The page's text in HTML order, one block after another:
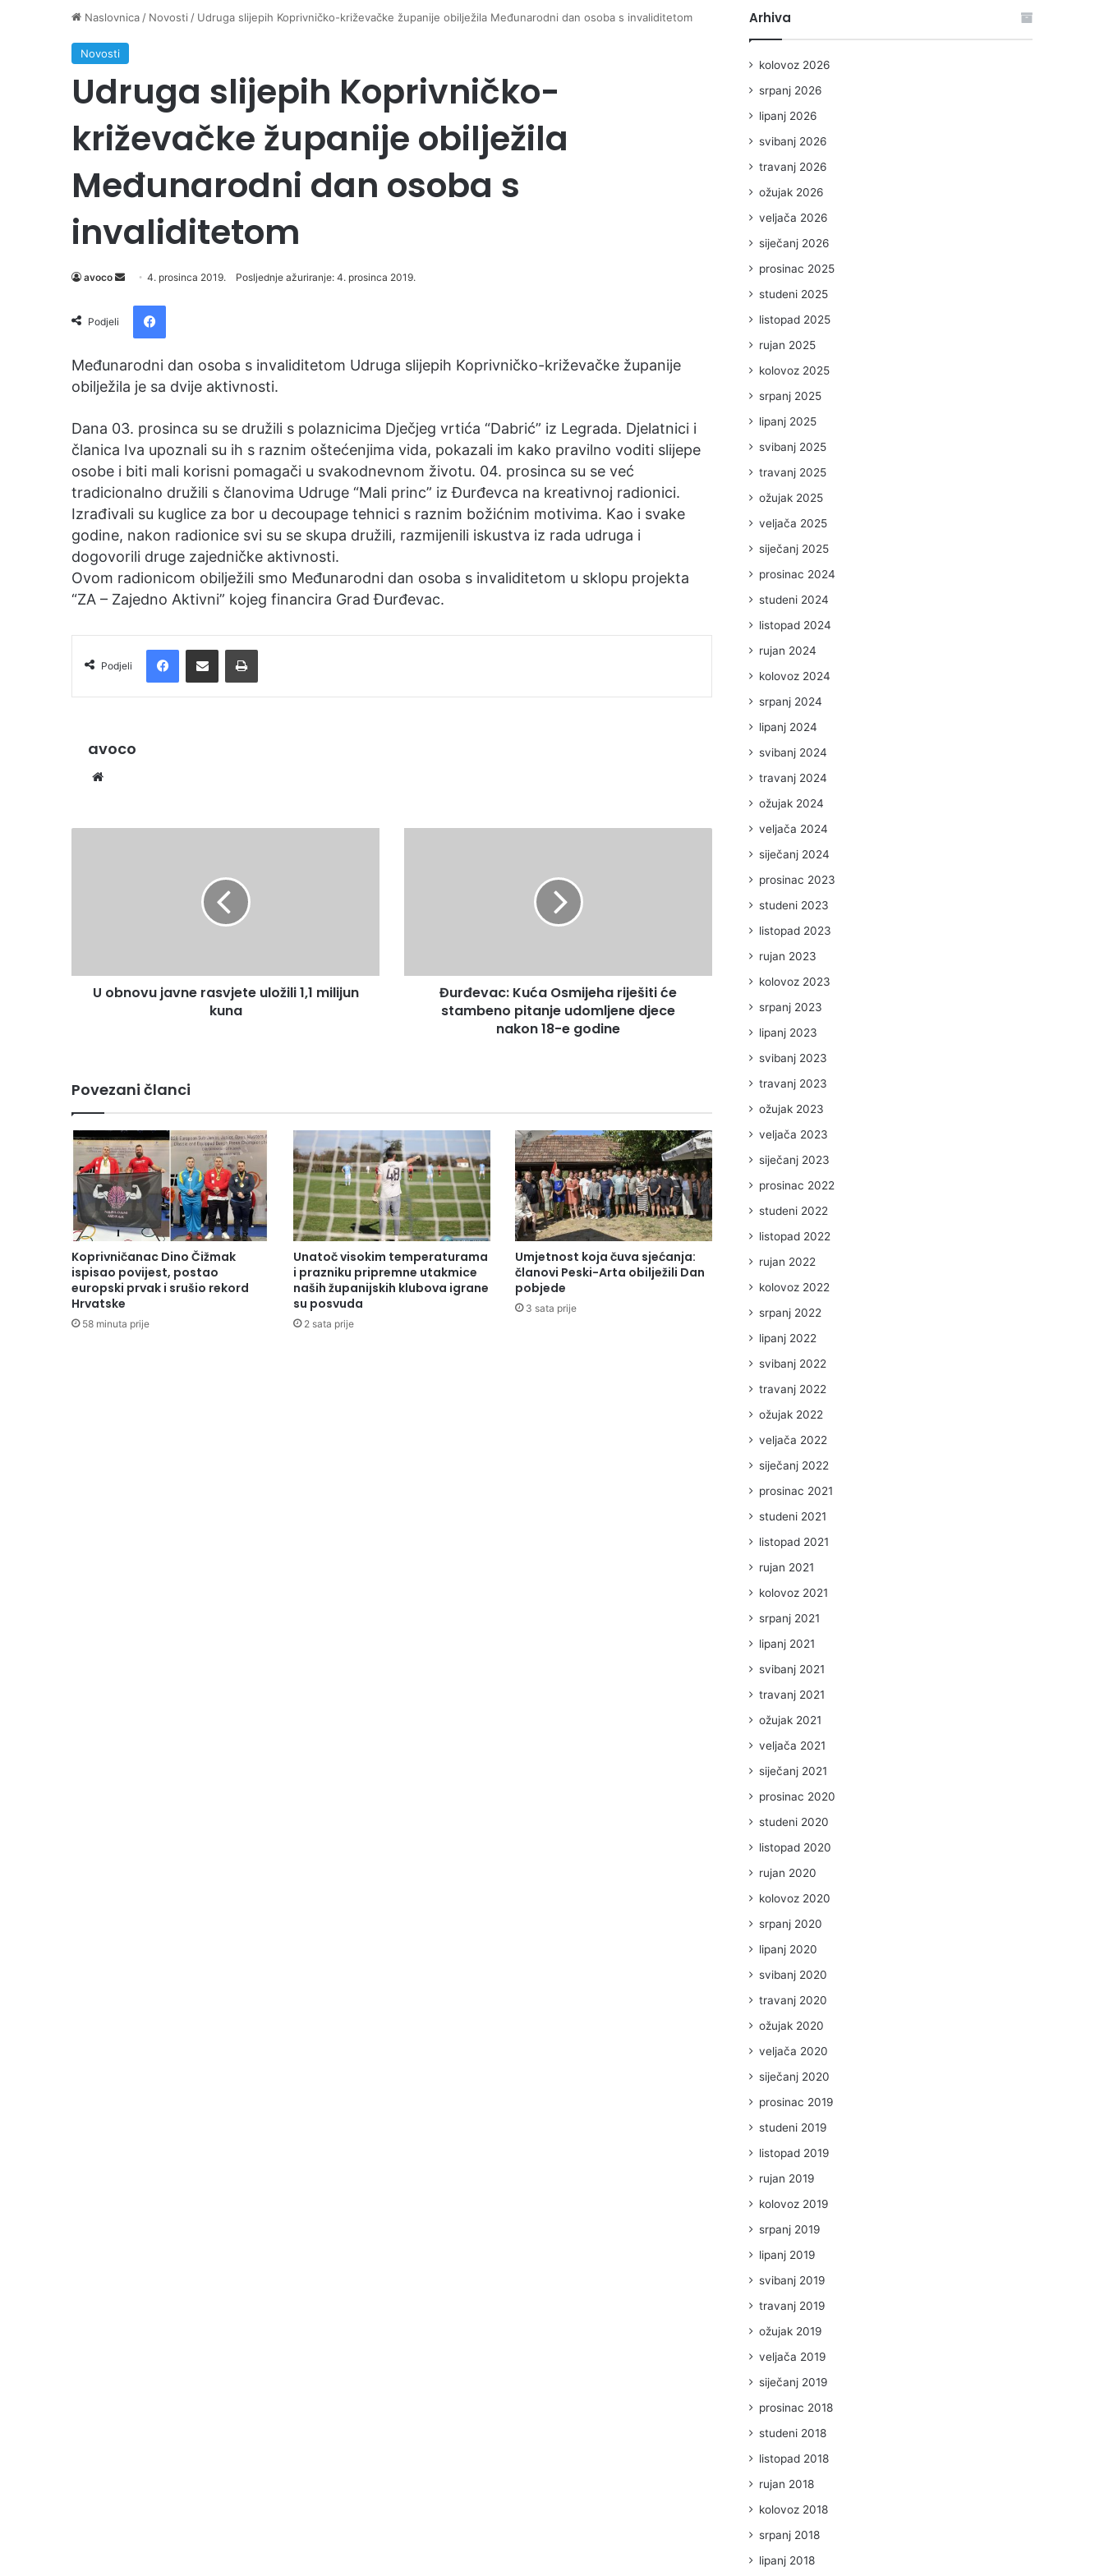
Naslovnica / Novosti / Udruga slijepih Koprivničko-križevačke županije obilježila Međunarodni dan osoba s invaliditetom
Novosti
Udruga slijepih Koprivničko-
križevačke županije obilježila
Međunarodni dan osoba s
invaliditetom
avoco
Send
email
4. prosinca 2019. Posljednje ažuriranje: 4. prosinca 2019.
Podjeli
Facebook
Međunarodni dan osoba s invaliditetom Udruga slijepih Koprivničko-križevačke županije
obilježila je sa dvije aktivnosti.
Dana 03. prosinca su se družili s polaznicima Dječjeg vrtića “Dabrić” iz Legrada. Djelatnici i
članica Iva upoznali su ih s raznim oštećenjima vida, pokazali im kako pravilno voditi slijepe
osobe i biti mali korisni pomagači u svakodnevnom životu. 04. prosinca su se već
tradicionalno družili s članovima Udruge “Mali princ” iz Đurđevca na kreativnoj radionici.
Izrađivali su kuglice za bor u decoupage tehnici s raznim božićnim motivima. Kao i svake
godine, nakon radionice svi su se skupa družili, razmijenili iskustva iz rada udruga i
dogovorili druge zajedničke aktivnosti.
Ovom radionicom obilježili smo Međunarodni dan osoba s invaliditetom u sklopu projekta
“ZA – Zajedno Aktivni” kojeg financira Grad Đurđevac.
Podjeli
FacebookPodijelite putem e-pošte Ispis
avoco
U obnovu javne rasvjete uložili 1,1 milijun
kuna
Đurđevac: Kuća Osmijeha riješiti će
stambeno pitanje udomljene djece
nakon 18-e godine
Povezani članci
Koprivničanac Dino Čižmak
ispisao povijest, postao
europski prvak i srušio rekord
Hrvatske
58 minuta prije
Unatoč visokim temperaturama
i prazniku pripremne utakmice
naših županijskih klubova igrane
su posvuda
2 sata prije
Umjetnost koja čuva sjećanja:
članovi Peski-Arta obilježili Dan
pobjede
3 sata prije
Arhiva
kolovoz 2026
srpanj 2026
lipanj 2026
svibanj 2026
travanj 2026
ožujak 2026
veljača 2026
siječanj 2026
prosinac 2025
studeni 2025
listopad 2025
rujan 2025
kolovoz 2025
srpanj 2025
lipanj 2025
svibanj 2025
travanj 2025
ožujak 2025
veljača 2025
siječanj 2025
prosinac 2024
studeni 2024
listopad 2024
rujan 2024
kolovoz 2024
srpanj 2024
lipanj 2024
svibanj 2024
travanj 2024
ožujak 2024
veljača 2024
siječanj 2024
prosinac 2023
studeni 2023
listopad 2023
rujan 2023
kolovoz 2023
srpanj 2023
lipanj 2023
svibanj 2023
travanj 2023
ožujak 2023
veljača 2023
siječanj 2023
prosinac 2022
studeni 2022
listopad 2022
rujan 2022
kolovoz 2022
srpanj 2022
lipanj 2022
svibanj 2022
travanj 2022
ožujak 2022
veljača 2022
siječanj 2022
prosinac 2021
studeni 2021
listopad 2021
rujan 2021
kolovoz 2021
srpanj 2021
lipanj 2021
svibanj 2021
travanj 2021
ožujak 2021
veljača 2021
siječanj 2021
prosinac 2020
studeni 2020
listopad 2020
rujan 2020
kolovoz 2020
srpanj 2020
lipanj 2020
svibanj 2020
travanj 2020
ožujak 2020
veljača 2020
siječanj 2020
prosinac 2019
studeni 2019
listopad 2019
rujan 2019
kolovoz 2019
srpanj 2019
lipanj 2019
svibanj 2019
travanj 2019
ožujak 2019
veljača 2019
siječanj 2019
prosinac 2018
studeni 2018
listopad 2018
rujan 2018
kolovoz 2018
srpanj 2018
lipanj 2018